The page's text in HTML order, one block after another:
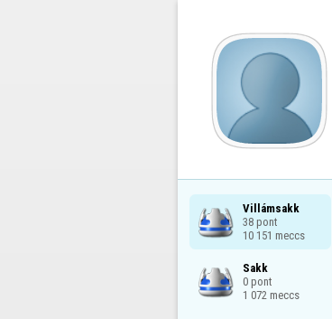
Villámsakk
38 pont
10 151 meccs
Sakk
0 pont
1 072 meccs